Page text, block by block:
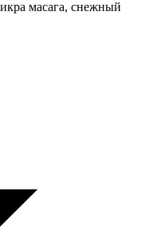
масага, снежный